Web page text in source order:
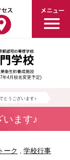
年4月校名変更予定)
とうございます♪
ます♪
ーク ,学校行事